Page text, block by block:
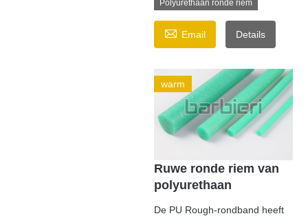
Polyurethaan ronde riem
 Email Details
warm
Ruwe ronde riem van
polyurethaan
De PU Rough-rondband heeft